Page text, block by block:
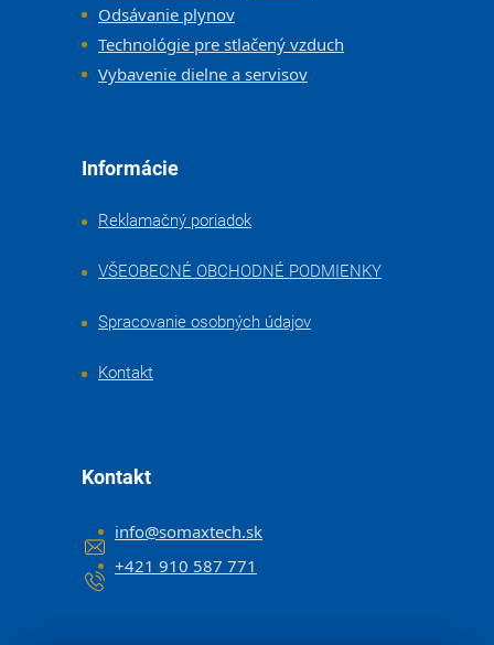
Odsávanie plynov
Technológie pre stlačený vzduch
Vybavenie dielne a servisov
Informácie
Reklamačný poriadok
VŠEOBECNÉ OBCHODNÉ PODMIENKY
Spracovanie osobných údajov
Kontakt
Kontakt
info@somaxtech.sk
+421 910 587 771